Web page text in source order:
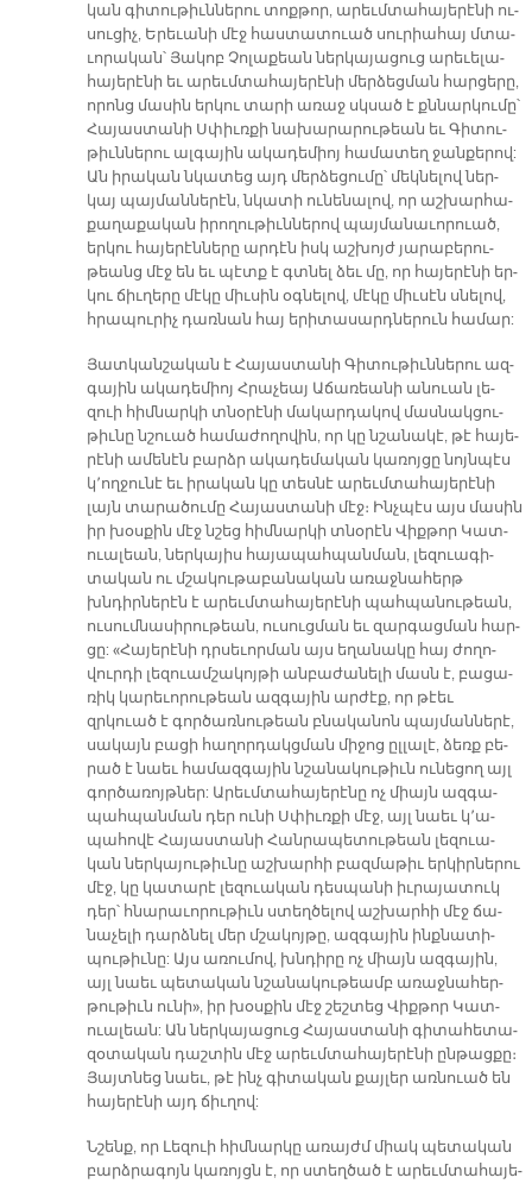
կան գի­տու­թիւն­նե­րու տոք­թոր, ա­րեւմ­տա­հա­յե­րէ­նի ու­
սու­ցիչ, Ե­րե­ւա­նի մէջ հաս­տա­տուած սու­րիա­հայ մտա­
ւո­րա­կան՝ Յա­կոբ Չո­լա­քեան ներ­կա­յա­ցուց ա­րե­ւե­լա­
հա­յե­րէ­նի եւ ա­րեւմ­տա­հա­յե­րէ­նի մեր­ձեց­ման հար­ցե­րը,
ո­րոնց մա­սին եր­կու տա­րի ա­ռաջ սկսած է քննար­կու­մը՝
Հա­յաս­տա­նի Սփիւռ­քի նա­խա­րա­րու­թեան եւ Գի­տու­
թիւն­նե­րու ալ­գա­յին ա­կա­դե­միոյ հա­մա­տեղ ջան­քե­րով:
Ան ի­րա­կան նկա­տեց այդ մեր­ձե­ցու­մը՝ մեկ­նե­լով ներ­
կայ պայ­ման­նե­րէն, նկա­տի ու­նե­նա­լով, որ աշ­խար­հա­
քա­ղա­քա­կան ի­րո­ղու­թիւն­նե­րով պայ­մա­նա­ւո­րուած,
եր­կու հա­յե­րէն­նե­րը ար­դէն իսկ աշ­խոյժ յա­րա­բե­րու­
թեանց մէջ են եւ պէտք է գտնել ձեւ մը, որ հա­յե­րէ­նի եր­
կու ճիւ­ղե­րը մէ­կը միւ­սին օգ­նե­լով, մէ­կը միւ­սէն սնե­լով,
հրա­պու­րիչ դառ­նան հայ ե­րի­տա­սարդ­նե­րուն հա­մար:
Յատ­կան­շա­կան է Հա­յաս­տա­նի Գի­տու­թիւն­նե­րու ազ­
գա­յին ա­կա­դե­միոյ Հրա­չեայ Ա­ճա­ռեա­նի ա­նուան լե­
զուի հիմ­նար­կի տնօ­րէ­նի մա­կար­դա­կով մաս­նակ­ցու­
թիւ­նը նշուած հա­մա­ժո­ղո­վին, որ կը նշա­նա­կէ, թէ հա­յե­
րէ­նի ա­մե­նէն բարձր ա­կա­դե­մա­կան կա­ռոյ­ցը նոյն­պէս
կ­­՚ող­ջու­նէ եւ ի­րա­կան կը տես­նէ ա­րեւմ­տա­հա­յե­րէ­նի
լայն տա­րա­ծու­մը Հա­յաս­տա­նի մէջ։ Ինչ­պէս այս մա­սին
իր խօս­քին մէջ նշեց հիմ­նար­կի տնօ­րէն Վիք­թոր Կատ­
ուա­լեա­ն, ներ­կա­յիս հա­յա­պահ­պան­ման, լե­զուա­գի­
տա­կան ու մշա­կու­թա­բա­նա­կան ա­ռաջ­նա­հերթ
խնդիր­նե­րէն է ա­րեւմ­տա­հա­յե­րէ­նի պահ­պա­նու­թեան,
ու­սում­նա­սի­րու­թեան, ու­սուց­ման եւ զար­գաց­ման հար­
ցը: «Հա­յե­րէ­նի դրսե­ւոր­ման այս ե­ղա­նա­կը հայ ժո­ղո­
վուր­դի լե­զուամ­շա­կոյ­թի ան­բա­ժա­նե­լի մասն է, բա­ցա­
ռիկ կա­րե­ւո­րու­թեան ազ­գա­յին ար­ժէք, որ թէեւ
զրկուած է գոր­ծա­ռնու­թեան բնա­կա­նոն պայ­ման­նե­րէ,
սա­կայն բա­ցի հա­ղոր­դակց­ման մի­ջոց ըլ­լա­լէ, ձեռք բե­
րած է նաեւ հա­մազ­գա­յին նշա­նա­կու­թիւն ու­նե­ցող այլ
գոր­ծա­ռոյթ­ներ: Ա­րեւմ­տա­հա­յե­րէ­նը ոչ միայն ազ­գա­
պահ­պան­ման դեր ու­նի Սփիւռ­քի մէջ, այլ նաեւ կ­­՚ա­
պա­հո­վէ Հա­յաս­տա­նի Հան­րա­պե­տու­թեան լե­զուա­
կան ներ­կա­յու­թիւ­նը աշ­խար­հի բազ­մա­թիւ եր­կիր­նե­րու
մէջ, կը կա­տա­րէ լե­զուա­կան դես­պա­նի իւ­րա­յա­տուկ
դեր՝ հնա­րա­ւո­րու­թիւն ստեղ­ծե­լով աշ­խար­հի մէջ ճա­
նա­չե­լի դարձ­նել մեր մշա­կոյ­թը, ազ­գա­յին ինք­նա­տի­
պու­թիւ­նը: Այս ա­ռու­մով, խնդի­րը ոչ միայն ազ­գա­յին,
այլ նաեւ պե­տա­կան նշա­նա­կու­թեամբ ա­ռաջ­նա­հեր­
թու­թիւն ու­նի», իր խօս­քին մէջ շեշ­տեց Վիք­թոր Կատ­
ուա­լեան: Ան ներ­կա­յա­ցուց Հա­յաս­տա­նի գի­տա­հե­տա­
զօ­տա­կան դաշ­տին մէջ ա­րեւմ­տա­հա­յե­րէ­նի ըն­թաց­քը։
Յայտ­նեց նաեւ, թէ ինչ գի­տա­կան քայ­լեր առ­նուած են
հա­յե­րէ­նի այդ ճիւ­ղով:
Նշենք, որ Լե­զուի հիմ­նար­կը ա­ռայժմ միակ պե­տա­կան
բարձ­րա­գոյն կա­ռոյցն է, որ ստեղ­ծած է ա­րեւմ­տա­հա­յե­